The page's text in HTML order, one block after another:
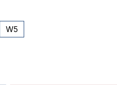
W5
ist zurzeit nicht verfügbar.)